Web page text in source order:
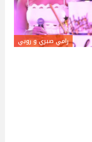
رامي صبري و روبي